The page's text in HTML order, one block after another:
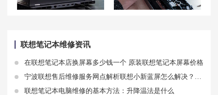
联想笔记本维修资讯
在联想笔记本店换屏幕多少钱一个 原装联想笔记本屏幕价格
宁波联想售后维修服务网点解析联想小新蓝屏怎么解决？有什么方法尝试？
联想笔记本电脑维修的基本方法：升降温法是什么